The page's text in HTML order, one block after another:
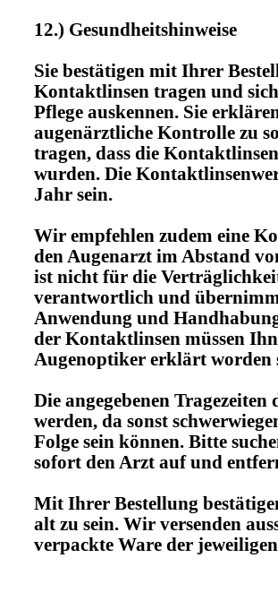
12.) Gesundheitshinweise
Sie bestätigen mit Ihrer
Kontaktlinsen tragen und
Pflege auskennen. Sie
augenärztliche Kontrolle zu
tragen, dass die
wurden. Die
Jahr sein.
Wir empfehlen zudem eine
den Augenarzt im Abstand
ist nicht für die
verantwortlich und
Anwendung und
der Kontaktlinsen müssen
Augenoptiker erklärt worden
Die angegebenen
werden, da sonst
Folge sein können. Bitte
sofort den Arzt auf und
Mit Ihrer Bestellung
alt zu sein. Wir versenden
verpackte Ware der